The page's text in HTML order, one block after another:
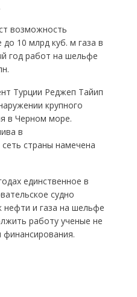
возможность
10 млрд куб. м газа в
год работ на шельфе
Турции Реджеп Тайип
крупного
в Черном море.
в
страны намечена
единственное в
судно
нефти и газа на шельфе
работу ученые не
финансирования.